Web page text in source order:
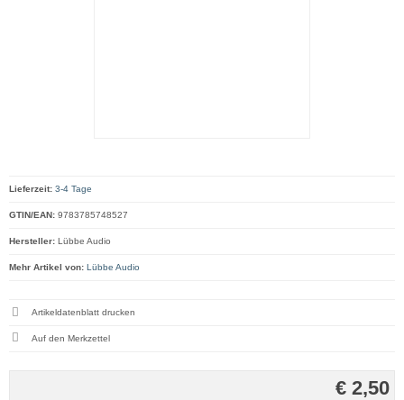
€ 2,50
Lieferzeit: 3-4 Tage
GTIN/EAN: 9783785748527
Hersteller: Lübbe Audio
Mehr Artikel von: Lübbe Audio
Artikeldatenblatt drucken